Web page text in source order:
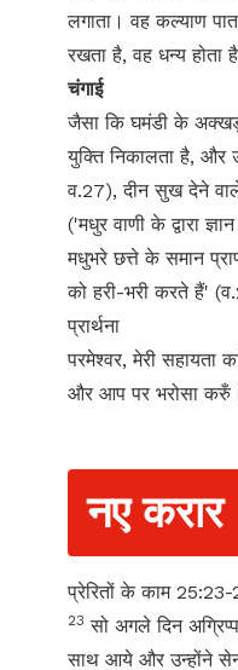
लगाता। वह कल्याण
रखता है, वह धन्य होता
चंगाई
जैसा कि घमंडी के अक्खड़
युक्ति निकालता है,
व.27), दीन सुख देने
('मधुर वाणी के द्वारा
मधुभरे छत्ते के समान
को हरी-भरी करते हैं'
प्रार्थना
परमेश्वर, मेरी सहायता
और आप पर भरोसा करुँ।
नए करार
प्रेरितों के काम
23 सो अगले दिन
साथ आये और उन्होंने